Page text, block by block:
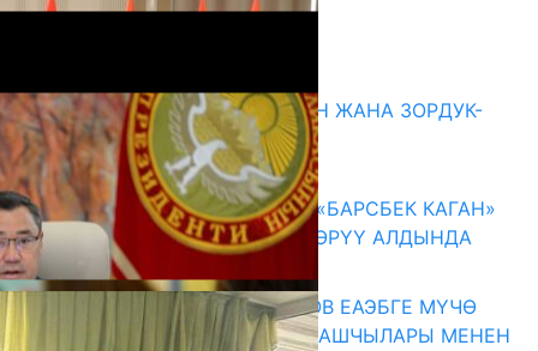
ГЕНДЕРДИК БАСМЫРЛООДОН ЖАНА ЗОРДУК-
ЗОМБУЛУКТАН КОРГОО
07.08.2026
КЫРГЫЗ ТАРЫХЫ ТАСМАДА: «БАРСБЕК КАГАН»
КӨРКӨМ ТАСМАСЫ ЖАРЫК КӨРҮҮ АЛДЫНДА
07.08.2026
ПРЕЗИДЕНТ САДЫР ЖАПАРОВ ЕАЭБГЕ МҮЧӨ
МАМЛЕКЕТТЕРДИН ӨКМӨТ БАШЧЫЛАРЫ МЕНЕН